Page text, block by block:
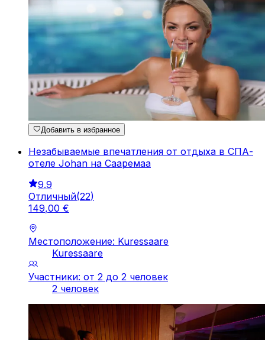
Добавить в избранное
Незабываемые впечатления от отдыха в СПА-
отеле Johan на Сааремаа
9.9
Отличный(22)
149,00 €
Местоположение: Kuressaare
Kuressaare
Участники: от 2 до 2 человек
2 человек